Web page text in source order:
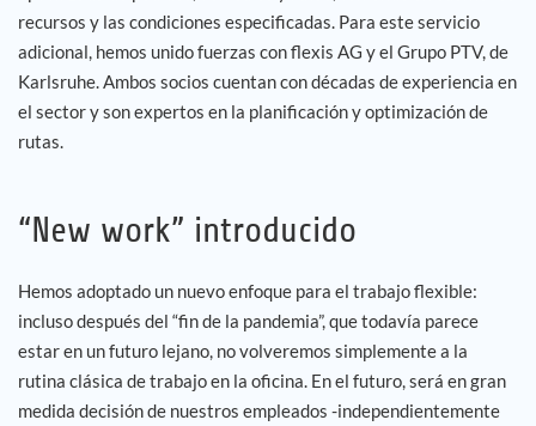
recursos y las condiciones especificadas. Para este servicio
adicional, hemos unido fuerzas con flexis AG y el Grupo PTV, de
Karlsruhe. Ambos socios cuentan con décadas de experiencia en
el sector y son expertos en la planificación y optimización de
rutas.
“New work” introducido
Hemos adoptado un nuevo enfoque para el trabajo flexible:
incluso después del “fin de la pandemia”, que todavía parece
estar en un futuro lejano, no volveremos simplemente a la
rutina clásica de trabajo en la oficina. En el futuro, será en gran
medida decisión de nuestros empleados -independientemente